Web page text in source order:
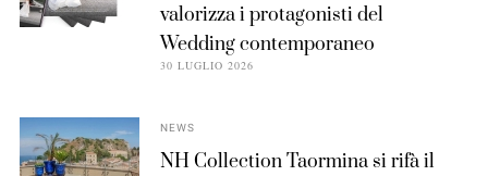
valorizza i protagonisti del
Wedding contemporaneo
30 LUGLIO 2026
NEWS
NH Collection Taormina si rifà il